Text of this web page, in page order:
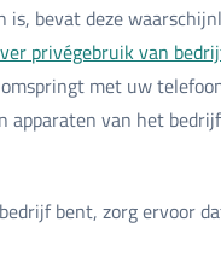
is, bevat deze
privégebruik van
met uw
apparaten van het
bent, zorg ervoor